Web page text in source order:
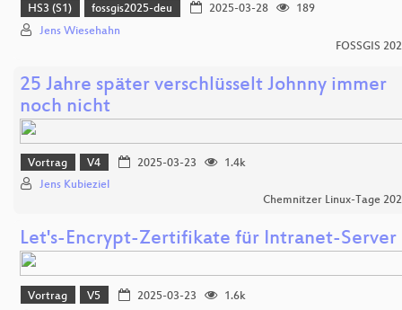
HS3 (S1) fossgis2025-deu 2025-03-28
189
Jens Wiesehahn
FOSSGIS
25 Jahre später verschlüsselt Johnny immer
noch nicht
Vortrag V4 2025-03-23
1.4k
Jens Kubieziel
Chemnitzer Linux-Tage
Let's-Encrypt-Zertifikate für Intranet-Server
Vortrag V5 2025-03-23
1.6k